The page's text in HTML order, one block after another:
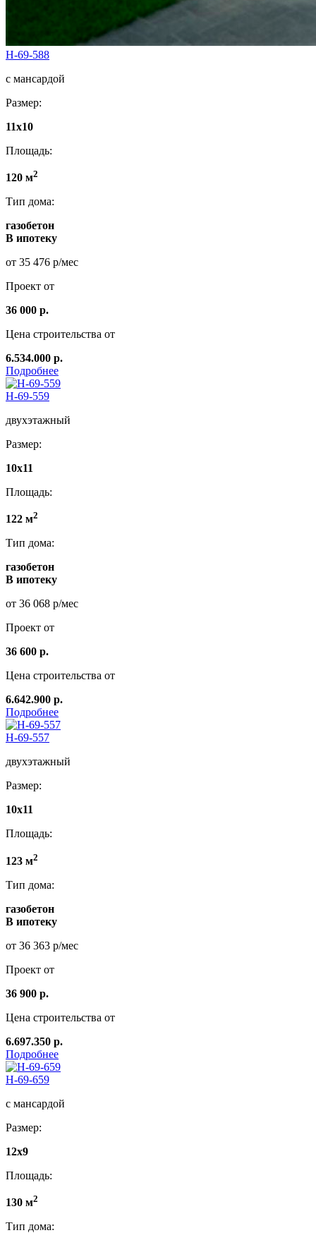
Н-69-588
с мансардой
Размер:
11х10
Площадь:
120 м2
Тип дома:
газобетон
В ипотеку
от 35 476 р/мес
Проект от
36 000 р.
Цена строительства от
6.534.000 р.
Подробнее
Н-69-559
двухэтажный
Размер:
10х11
Площадь:
122 м2
Тип дома:
газобетон
В ипотеку
от 36 068 р/мес
Проект от
36 600 р.
Цена строительства от
6.642.900 р.
Подробнее
Н-69-557
двухэтажный
Размер:
10х11
Площадь:
123 м2
Тип дома:
газобетон
В ипотеку
от 36 363 р/мес
Проект от
36 900 р.
Цена строительства от
6.697.350 р.
Подробнее
Н-69-659
с мансардой
Размер:
12x9
Площадь:
130 м2
Тип дома: